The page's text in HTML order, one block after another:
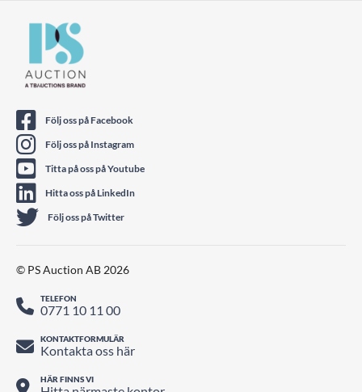
Följ oss på Facebook
Följ oss på Instagram
Titta på oss på Youtube
Hitta oss på LinkedIn
Följ oss på Twitter
© PS Auction AB 2026
TELEFON
0771 10 11 00
KONTAKTFORMULÄR
Kontakta oss här
HÄR FINNS VI